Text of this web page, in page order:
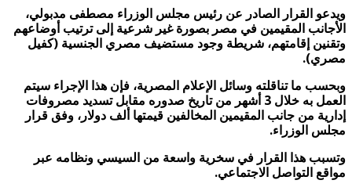
ويدعو القرار الصادر عن رئيس مجلس الوزراء مصطفى مدبولي،
الأجانب المقيمين في مصر بصورة غير شرعية إلى ترتيب أوضاعهم
وتقنين إقامتهم، شريطة وجود مستضيف مصري الجنسية (كفيل
مصري).
وبحسب ما تناقلته وسائل الإعلام المصرية، فإن هذا الإجراء سيتم
العمل به خلال 3 أشهر من تاريخ صدوره مقابل تسديد مصروفات
إدارية من جانب المقيمين المخالفين قيمتها ألف دولار، وفق قرار
مجلس الوزراء.
وتسبب هذا القرار في سخرية واسعة من السيسي ونظامه عبر
مواقع التواصل الاجتماعي.